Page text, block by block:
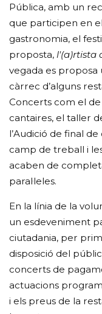
Pública, amb un
que participen en
gastronomia, el
proposta,l'(a)rtista
vegada es proposa
càrrec d’alguns
Concerts com el de
cantaires, el taller
l’Audició de final
camp de treball i
acaben de
paral·leles.
En la línia de la
un esdeveniment
ciutadania, per
disposició del
concerts de
actuacions
i els preus de la